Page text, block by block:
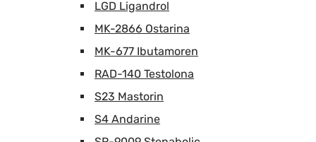
LGD Ligandrol
MK-2866 Ostarina
MK-677 Ibutamoren
RAD-140 Testolona
S23 Mastorin
S4 Andarine